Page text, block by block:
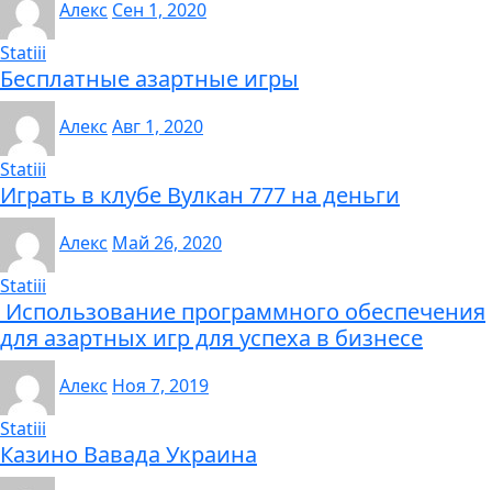
Алекс Сен 1, 2020
Statiii
Бесплатные азартные игры
Алекс Авг 1, 2020
Statiii
Играть в клубе Вулкан 777 на деньги
Алекс Май 26, 2020
Statiii
Использование программного обеспечения
для азартных игр для успеха в бизнесе
Алекс Ноя 7, 2019
Statiii
Казино Вавада Украина